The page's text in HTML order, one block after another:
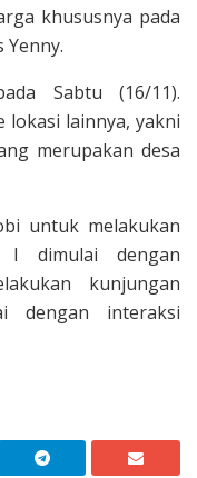
khususnya pada
Yenny.
Sabtu (16/11).
lokasi lainnya, yakni
merupakan desa
untuk melakukan
I dimulai dengan
kunjungan
dengan interaksi